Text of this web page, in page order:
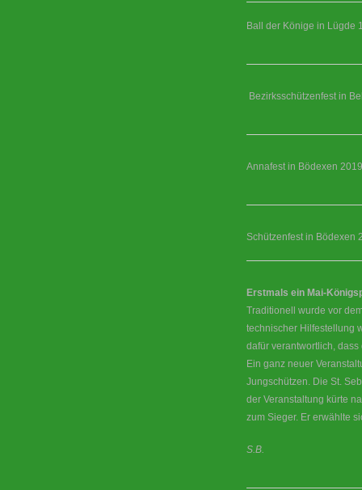
Ball der Könige in Lügde
Bezirksschützenfest in
Annafest in Bödexen 2019
Schützenfest in Bödexen
Erstmals ein Mai-
Traditionell wurde vor
technischer Hilfestellung
dafür verantwortlich,
Ein ganz neuer
Jungschützen. Die St.
der Veranstaltung kürte
zum Sieger. Er erwählte
S.B.